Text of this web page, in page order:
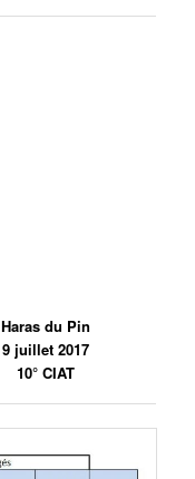
Haras du Pin
9 juillet 2017
10° CIAT